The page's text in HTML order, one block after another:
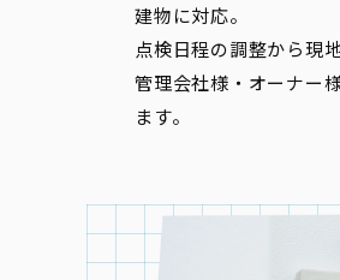
建物に対応。
点検日程の調整から現
管理会社様・オーナー
ます。